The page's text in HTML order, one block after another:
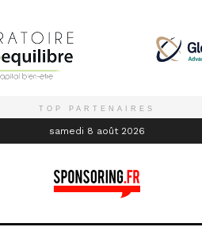
TOP PARTENAIRES
samedi 8 août 2026